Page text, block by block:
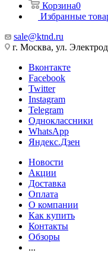
Корзина0
Избранные
sale@ktnd.ru
г. Москва, ул.
Вконтакте
Facebook
Twitter
Instagram
Telegram
Одноклассники
WhatsApp
Яндекс.Дзен
Новости
Акции
Доставка
Оплата
О компании
Как купить
Контакты
Обзоры
...